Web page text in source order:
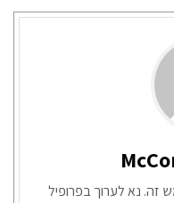
זה. נא לערוך בפרופיל